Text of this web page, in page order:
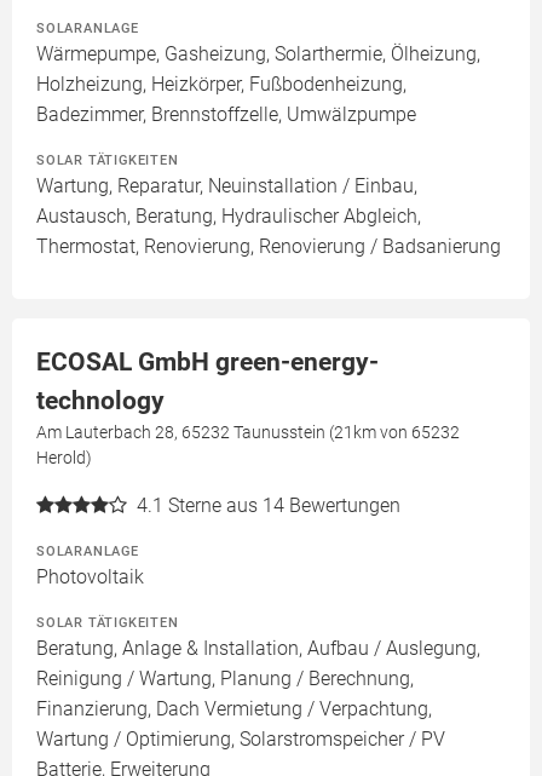
SOLARANLAGE
Wärmepumpe, Gasheizung, Solarthermie, Ölheizung,
Holzheizung, Heizkörper, Fußbodenheizung,
Badezimmer, Brennstoffzelle, Umwälzpumpe
SOLAR TÄTIGKEITEN
Wartung, Reparatur, Neuinstallation / Einbau,
Austausch, Beratung, Hydraulischer Abgleich,
Thermostat, Renovierung, Renovierung / Badsanierung
ECOSAL GmbH green-energy-
technology
Am Lauterbach 28, 65232 Taunusstein (21km von 65232
Herold)
4.1 Sterne aus 14 Bewertungen
SOLARANLAGE
Photovoltaik
SOLAR TÄTIGKEITEN
Beratung, Anlage & Installation, Aufbau / Auslegung,
Reinigung / Wartung, Planung / Berechnung,
Finanzierung, Dach Vermietung / Verpachtung,
Wartung / Optimierung, Solarstromspeicher / PV
Batterie, Erweiterung